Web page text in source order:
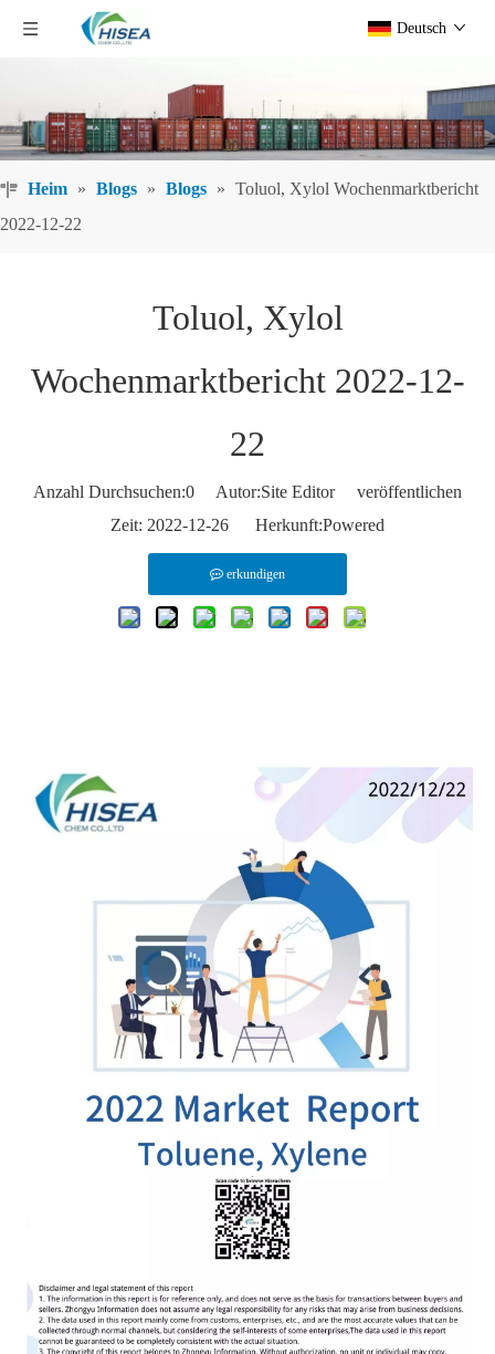
Deutsch
Heim » Blogs » Blogs » Toluol, Xylol Wochenmarktbericht
2022-12-22
Toluol, Xylol
Wochenmarktbericht 2022-12-
22
Anzahl Durchsuchen:0 Autor:Site Editor veröffentlichen
Zeit: 2022-12-26 Herkunft:Powered
erkundigen